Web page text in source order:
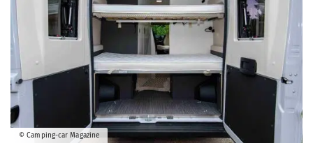
© Camping-car Magazine